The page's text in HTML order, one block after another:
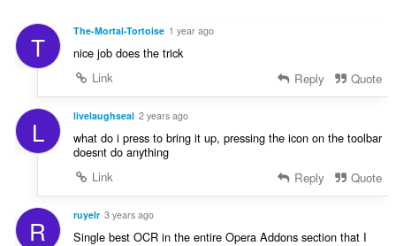
T The-Mortal-Tortoise 1 year ago
nice job does the trick
Link
Reply Quote
L livelaughseal 2 years ago
what do i press to bring it up, pressing the icon on the toolbar
doesnt do anything
Link
Reply Quote
R ruyelr 3 years ago
Single best OCR in the entire Opera Addons section that I